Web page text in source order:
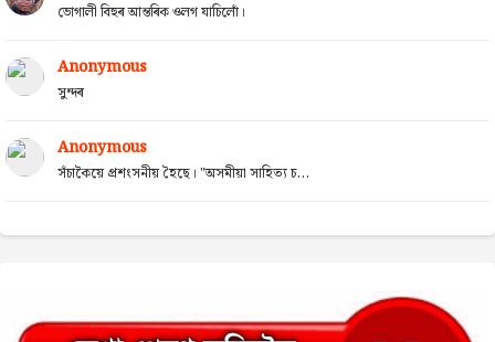
ভোগালী বিহুৰ আন্তৰিক ওলগ যাচিলোঁ।
Anonymous
সুন্দৰ
Anonymous
সঁচাকৈয়ে প্ৰশংসনীয় হৈছে। "অসমীয়া সাহিত্য চ...